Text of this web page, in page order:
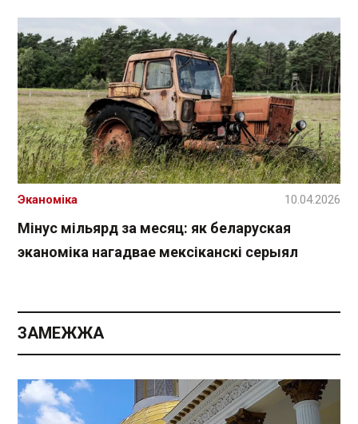
Мінус мільярд за месяц: як беларуская
эканоміка нагадвае мексіканскі серыял
Эканоміка 10.04.2026
ЗАМЕЖЖА